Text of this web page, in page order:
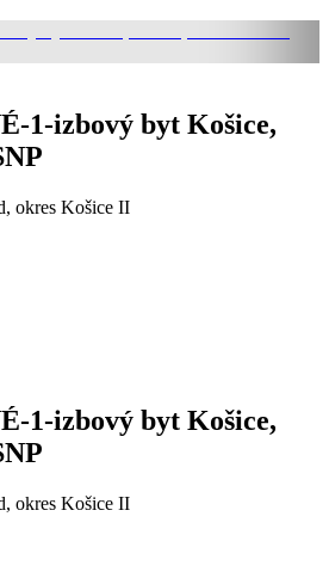
1-izbový byt Košice,
okres Košice II
1-izbový byt Košice,
okres Košice II